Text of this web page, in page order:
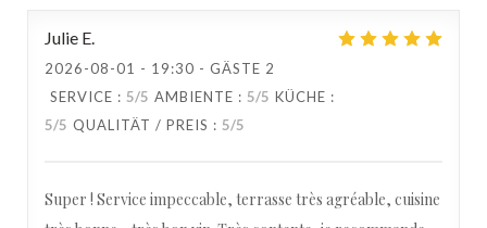
Julie E
2026-08-01 - 19:30 - GÄSTE 2
SERVICE : 5/5 AMBIENTE : 5/5 KÜCHE :
5/5 QUALITÄT / PREIS : 5/5
Super ! Service impeccable, terrasse très agréable, cuisine